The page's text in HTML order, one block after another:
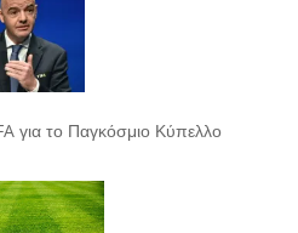
για το Παγκόσμιο Κύπελλο